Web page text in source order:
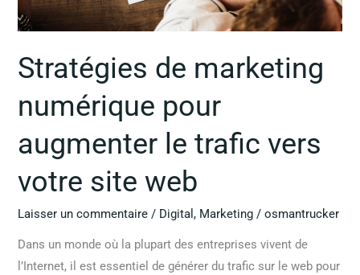
Stratégies de marketing
numérique pour
augmenter le trafic vers
votre site web
Laisser un commentaire / Digital , Marketing /osmantrucker
Dans un monde où la plupart des entreprises vivent de
l’Internet, il est essentiel de générer du trafic sur le web pour